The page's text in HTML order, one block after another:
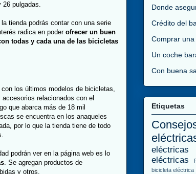
pulgadas.
tienda podrás contar con una serie
radica en poder ofrecer un buen
todas y cada una de las bicicletas
los últimos modelos de bicicletas,
relacionados con el
que abarca más de 18 mil
se encuentra en los anaqueles
por lo que la tienda tiene de todo
podrán ver en la página web es lo
. Se agregan productos de
y otros.
Donde
Crédito del
Comprar
Un coche
Con buena
Etiquetas
eléctricas
eléctricas
bicicleta eléctrica